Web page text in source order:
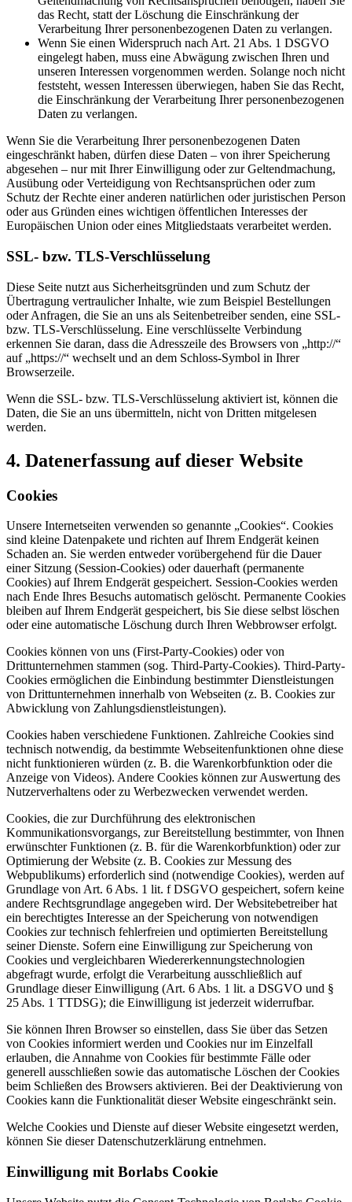
das Recht, statt der Löschung die Einschränkung der
Verarbeitung Ihrer personenbezogenen Daten zu verlangen.
Wenn Sie einen Widerspruch nach Art. 21 Abs. 1 DSGVO
eingelegt haben, muss eine Abwägung zwischen Ihren und
unseren Interessen vorgenommen werden. Solange noch nicht
feststeht, wessen Interessen überwiegen, haben Sie das Recht,
die Einschränkung der Verarbeitung Ihrer personenbezogenen
Daten zu verlangen.
Wenn Sie die Verarbeitung Ihrer personenbezogenen Daten
eingeschränkt haben, dürfen diese Daten – von ihrer Speicherung
abgesehen – nur mit Ihrer Einwilligung oder zur Geltendmachung,
Ausübung oder Verteidigung von Rechtsansprüchen oder zum
Schutz der Rechte einer anderen natürlichen oder juristischen Person
oder aus Gründen eines wichtigen öffentlichen Interesses der
Europäischen Union oder eines Mitgliedstaats verarbeitet werden.
SSL- bzw. TLS-Verschlüsselung
Diese Seite nutzt aus Sicherheitsgründen und zum Schutz der
Übertragung vertraulicher Inhalte, wie zum Beispiel Bestellungen
oder Anfragen, die Sie an uns als Seitenbetreiber senden, eine SSL-
bzw. TLS-Verschlüsselung. Eine verschlüsselte Verbindung
erkennen Sie daran, dass die Adresszeile des Browsers von „http://“
auf „https://“ wechselt und an dem Schloss-Symbol in Ihrer
Browserzeile.
Wenn die SSL- bzw. TLS-Verschlüsselung aktiviert ist, können die
Daten, die Sie an uns übermitteln, nicht von Dritten mitgelesen
werden.
4. Datenerfassung auf dieser Website
Cookies
Unsere Internetseiten verwenden so genannte „Cookies“. Cookies
sind kleine Datenpakete und richten auf Ihrem Endgerät keinen
Schaden an. Sie werden entweder vorübergehend für die Dauer
einer Sitzung (Session-Cookies) oder dauerhaft (permanente
Cookies) auf Ihrem Endgerät gespeichert. Session-Cookies werden
nach Ende Ihres Besuchs automatisch gelöscht. Permanente Cookies
bleiben auf Ihrem Endgerät gespeichert, bis Sie diese selbst löschen
oder eine automatische Löschung durch Ihren Webbrowser erfolgt.
Cookies können von uns (First-Party-Cookies) oder von
Drittunternehmen stammen (sog. Third-Party-Cookies). Third-Party-
Cookies ermöglichen die Einbindung bestimmter Dienstleistungen
von Drittunternehmen innerhalb von Webseiten (z. B. Cookies zur
Abwicklung von Zahlungsdienstleistungen).
Cookies haben verschiedene Funktionen. Zahlreiche Cookies sind
technisch notwendig, da bestimmte Webseitenfunktionen ohne diese
nicht funktionieren würden (z. B. die Warenkorbfunktion oder die
Anzeige von Videos). Andere Cookies können zur Auswertung des
Nutzerverhaltens oder zu Werbezwecken verwendet werden.
Cookies, die zur Durchführung des elektronischen
Kommunikationsvorgangs, zur Bereitstellung bestimmter, von Ihnen
erwünschter Funktionen (z. B. für die Warenkorbfunktion) oder zur
Optimierung der Website (z. B. Cookies zur Messung des
Webpublikums) erforderlich sind (notwendige Cookies), werden auf
Grundlage von Art. 6 Abs. 1 lit. f DSGVO gespeichert, sofern keine
andere Rechtsgrundlage angegeben wird. Der Websitebetreiber hat
ein berechtigtes Interesse an der Speicherung von notwendigen
Cookies zur technisch fehlerfreien und optimierten Bereitstellung
seiner Dienste. Sofern eine Einwilligung zur Speicherung von
Cookies und vergleichbaren Wiedererkennungstechnologien
abgefragt wurde, erfolgt die Verarbeitung ausschließlich auf
Grundlage dieser Einwilligung (Art. 6 Abs. 1 lit. a DSGVO und §
25 Abs. 1 TTDSG); die Einwilligung ist jederzeit widerrufbar.
Sie können Ihren Browser so einstellen, dass Sie über das Setzen
von Cookies informiert werden und Cookies nur im Einzelfall
erlauben, die Annahme von Cookies für bestimmte Fälle oder
generell ausschließen sowie das automatische Löschen der Cookies
beim Schließen des Browsers aktivieren. Bei der Deaktivierung von
Cookies kann die Funktionalität dieser Website eingeschränkt sein.
Welche Cookies und Dienste auf dieser Website eingesetzt werden,
können Sie dieser Datenschutzerklärung entnehmen.
Einwilligung mit Borlabs Cookie